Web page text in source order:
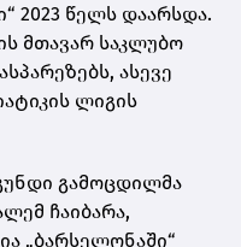
2023 წელს დაარსდა.
მთავარ საკლუბო
ასევე
ლიგის
გამოცდილმა
ჩაიბარა,
„ბარსელონაში“